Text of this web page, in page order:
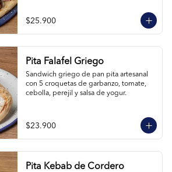
$25.900
Pita Falafel Griego
Sandwich griego de pan pita artesanal
con 5 croquetas de garbanzo, tomate,
cebolla, perejil y salsa de yogur.
$23.900
Pita Kebab de Cordero